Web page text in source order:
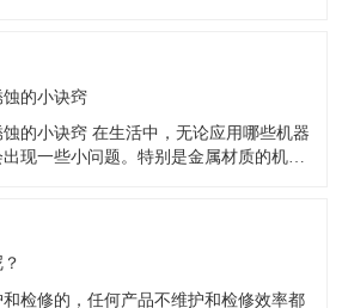
床不断发展，不断迭代更新。 目前主流
的小诀窍
的小诀窍 在生活中，无论应用哪些机器
现一些小问题。特别是金属材质的机器
就在这分享给大家一些关于防止深孔钻锈
检修的，任何产品不维护和检修效率都